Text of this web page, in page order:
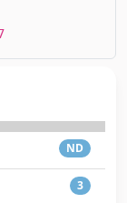
ND
3